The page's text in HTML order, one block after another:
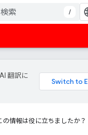
/
翻訳に
の情報は役に立ちましたか？